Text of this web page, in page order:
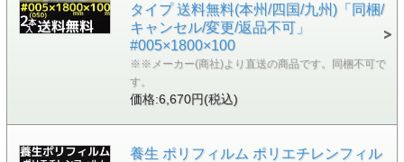
タイプ 送料無料(本州/四国/九州)「同梱/
キャンセル/変更/返品不可」
#005×1800×100
※※メーカー(商社)より直送の商品です。同梱不可で
す。
価格:6,670円(税込)
養生 ポリフィルム ポリエチレンフィル